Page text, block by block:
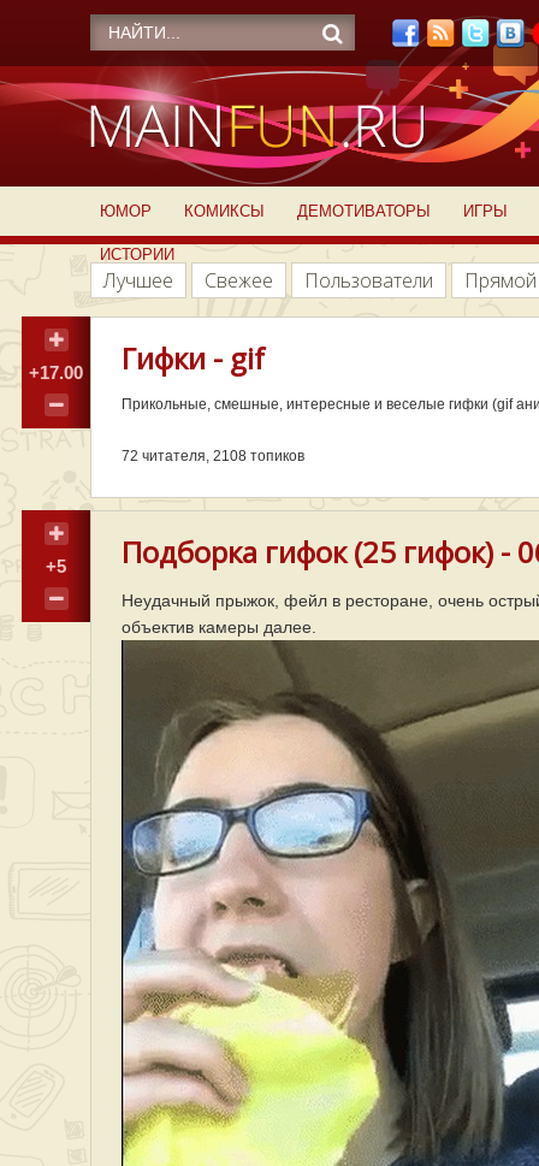
ЮМОР КОМИКСЫ ДЕМОТИВАТОРЫ ИГРЫ
ИСТОРИИ
Лучшее Свежее Пользователи
+17.00 Гифки - gif
Прикольные, смешные, интересные и веселые гифки (gif
72 читателя, 2108 топиков
+5 Подборка гифок (25 гифок) -
Неудачный прыжок, фейл в ресторане, очень
объектив камеры далее.